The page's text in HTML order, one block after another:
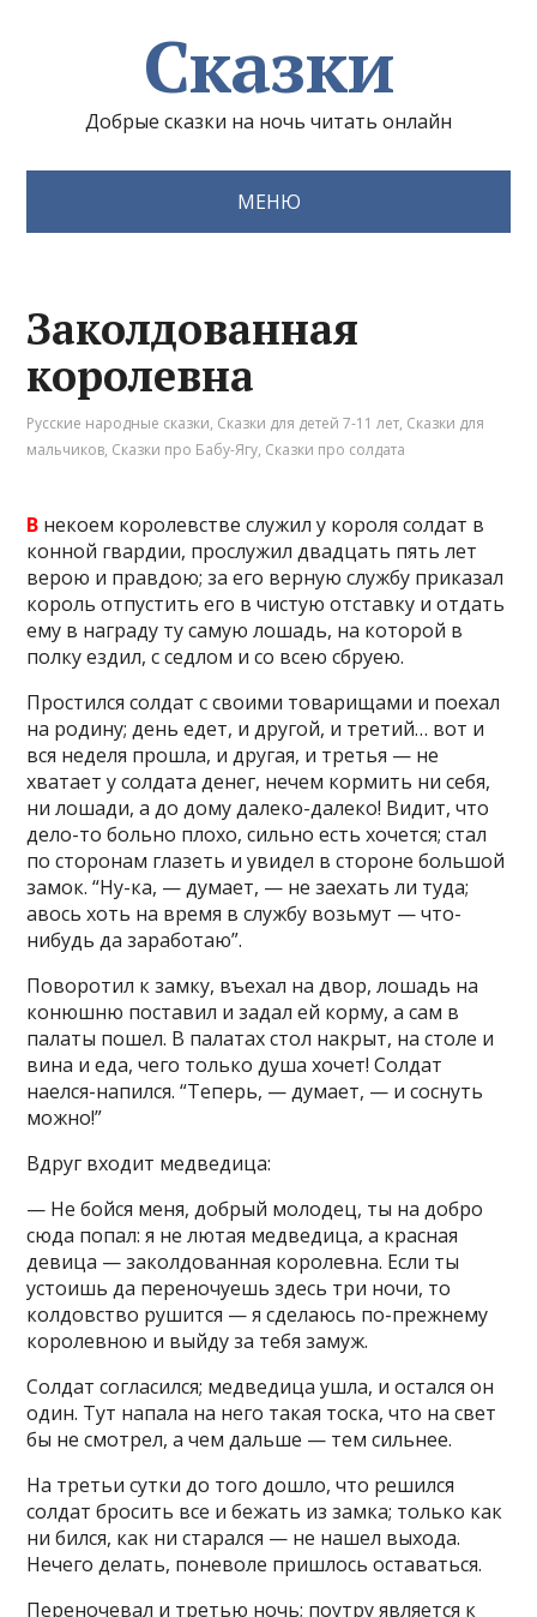
Сказки
Добрые сказки на ночь читать онлайн
МЕНЮ
Заколдованная
королевна
Русские народные сказки, Сказки для детей 7-11 лет, Сказки для
мальчиков, Сказки про Бабу-Ягу, Сказки про солдата
В некоем королевстве служил у короля солдат в
конной гвардии, прослужил двадцать пять лет
верою и правдою; за его верную службу приказал
король отпустить его в чистую отставку и отдать
ему в награду ту самую лошадь, на которой в
полку ездил, с седлом и со всею сбруею.
Простился солдат с своими товарищами и поехал
на родину; день едет, и другой, и третий… вот и
вся неделя прошла, и другая, и третья — не
хватает у солдата денег, нечем кормить ни себя,
ни лошади, а до дому далеко-далеко! Видит, что
дело-то больно плохо, сильно есть хочется; стал
по сторонам глазеть и увидел в стороне большой
замок. “Ну-ка, — думает, — не заехать ли туда;
авось хоть на время в службу возьмут — что-
нибудь да заработаю”.
Поворотил к замку, въехал на двор, лошадь на
конюшню поставил и задал ей корму, а сам в
палаты пошел. В палатах стол накрыт, на столе и
вина и еда, чего только душа хочет! Солдат
наелся-напился. “Теперь, — думает, — и соснуть
можно!”
Вдруг входит медведица:
— Не бойся меня, добрый молодец, ты на добро
сюда попал: я не лютая медведица, а красная
девица — заколдованная королевна. Если ты
устоишь да переночуешь здесь три ночи, то
колдовство рушится — я сделаюсь по-прежнему
королевною и выйду за тебя замуж.
Солдат согласился; медведица ушла, и остался он
один. Тут напала на него такая тоска, что на свет
бы не смотрел, а чем дальше — тем сильнее.
На третьи сутки до того дошло, что решился
солдат бросить все и бежать из замка; только как
ни бился, как ни старался — не нашел выхода.
Нечего делать, поневоле пришлось оставаться.
Переночевал и третью ночь; поутру является к